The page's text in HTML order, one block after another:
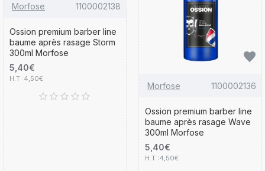
Morfose 1100002138
Ossion premium barber line
baume après rasage Storm
300ml Morfose
5,40€
H.T :4,50€
Morfose 1100002136
Ossion premium barber line
baume après rasage Wave
300ml Morfose
5,40€
H.T :4,50€